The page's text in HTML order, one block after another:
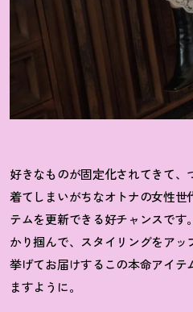
好きなものが固定化されてきて、
着てしまいがちなオトナの女性世
テムを更新できる好チャンスです
かり掴んで、スタイリングをア
挙げてお届けするこの本命アイテ
ますように。